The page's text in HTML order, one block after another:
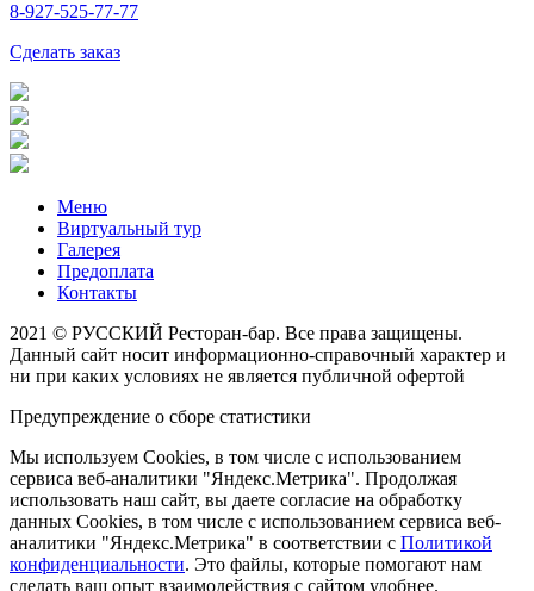
8-927-525-77-77
Сделать заказ
Меню
Виртуальный тур
Галерея
Предоплата
Контакты
2021 © РУССКИЙ Ресторан-бар. Все права защищены.
Данный сайт носит информационно-справочный характер и
ни при каких условиях не является публичной офертой
Предупреждение о сборе статистики
Мы используем Cookies, в том числе с использованием
сервиса веб-аналитики "Яндекс.Метрика". Продолжая
использовать наш сайт, вы даете согласие на обработку
данных Cookies, в том числе с использованием сервиса веб-
аналитики "Яндекс.Метрика" в соответствии с Политикой
конфиденциальности. Это файлы, которые помогают нам
сделать ваш опыт взаимодействия с сайтом удобнее.